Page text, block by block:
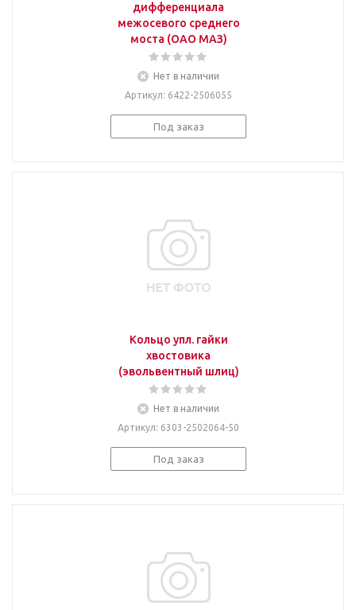
дифференциала
межосевого среднего
моста (ОАО МАЗ)
Нет в наличии
Артикул: 6422-2506055
Под заказ
Кольцо упл. гайки
хвостовика
(эвольвентный шлиц)
Нет в наличии
Артикул: 6303-2502064-50
Под заказ